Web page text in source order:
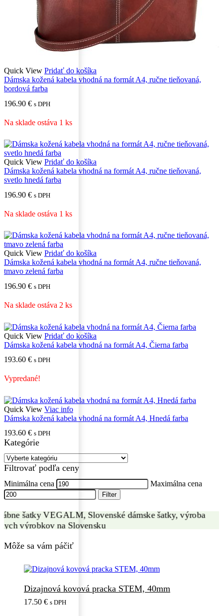
Quick View Pridať do košíka
Dámska kožená kabela vhodná na formát A4, ručne tieňovaná,
bordová farba
196.90 € s DPH
Na sklade ostáva 1 ks
Quick View Pridať do košíka
Dámska kožená kabela vhodná na formát A4, ručne tieňovaná,
svetlo hnedá farba
196.90 € s DPH
Na sklade ostáva 1 ks
Quick View Pridať do košíka
Dámska kožená kabela vhodná na formát A4, ručne tieňovaná,
tmavo zelená farba
196.90 € s DPH
Na sklade ostáva 2 ks
Quick View Pridať do košíka
Dámska kožená kabela vhodná na formát A4, Čierna farba
193.60 € s DPH
Vypredané!
Quick View Viac info
Dámska kožená kabela vhodná na formát A4, Hnedá farba
193.60 € s DPH
Kategórie
Filtrovať podľa ceny
Minimálna cena Maximálna cena
Filter
VÝROBA HODVÁBNYCH ŠATIEK
ZÁKAZKOVÁ VÝROBA
Môže sa vám páčiť
Dizajnová kovová pracka STEM, 40mm
17.50 € s DPH